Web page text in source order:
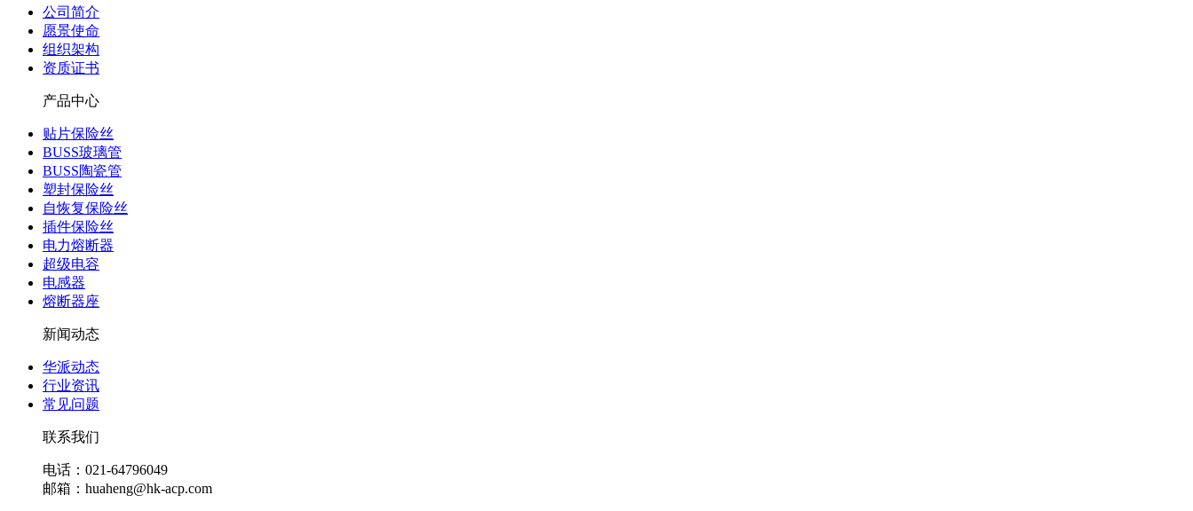
公司简介
愿景使命
组织架构
资质证书
产品中心
贴片保险丝
BUSS玻璃管
BUSS陶瓷管
塑封保险丝
自恢复保险丝
插件保险丝
电力熔断器
超级电容
电感器
熔断器座
新闻动态
华派动态
行业资讯
常见问题
联系我们
电话：021-64796049
邮箱：huaheng@hk-acp.com